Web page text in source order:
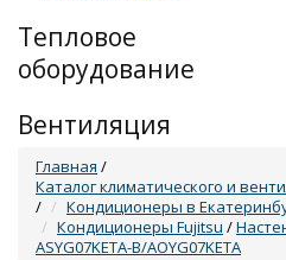
Тепловое
оборудование
Вентиляция
Главная /
Каталог климатического и
/
Кондиционеры в
Кондиционеры Fujitsu /
ASYG07KETA-B/AOYG07KETA